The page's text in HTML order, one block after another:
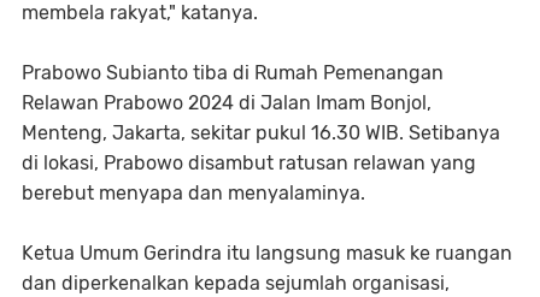
membela rakyat," katanya.
Prabowo Subianto tiba di Rumah Pemenangan
Relawan Prabowo 2024 di Jalan Imam Bonjol,
Menteng, Jakarta, sekitar pukul 16.30 WIB. Setibanya
di lokasi, Prabowo disambut ratusan relawan yang
berebut menyapa dan menyalaminya.
Ketua Umum Gerindra itu langsung masuk ke ruangan
dan diperkenalkan kepada sejumlah organisasi,